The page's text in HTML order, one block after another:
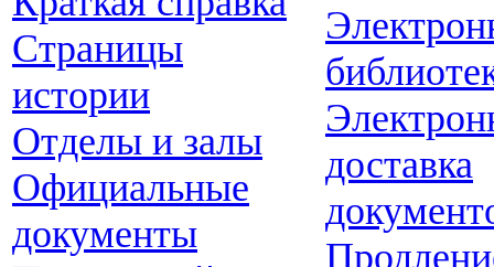
Страницы
истории
Отделы и залы
Официальные
документы
доставка